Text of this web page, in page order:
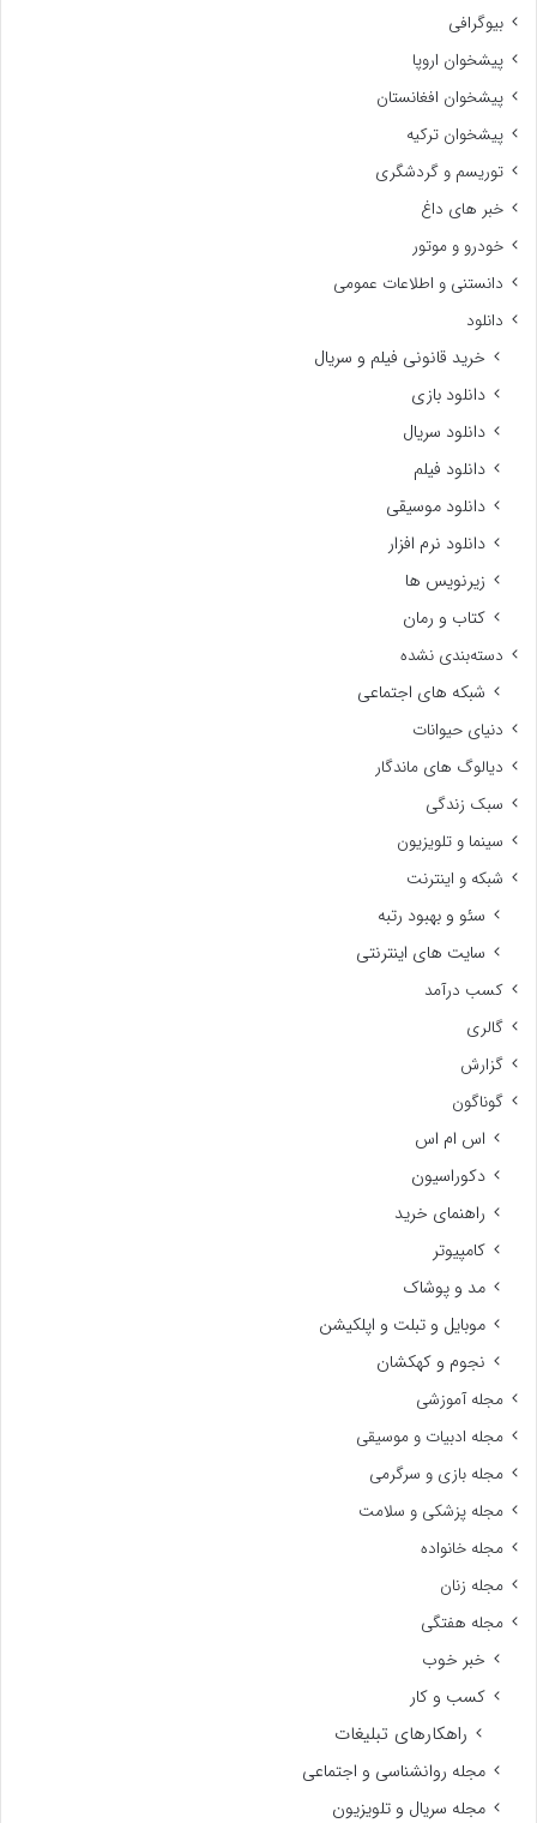
بیوگرافی
پیشخوان اروپا
پیشخوان افغانستان
پیشخوان ترکیه
توریسم و گردشگری
خبر های داغ
خودرو و موتور
دانستنی و اطلاعات عمومی
دانلود
خرید قانونی فیلم و سریال
دانلود بازی
دانلود سریال
دانلود فیلم
دانلود موسیقی
دانلود نرم افزار
زیرنویس ها
کتاب و رمان
دسته‌بندی نشده
شبکه های اجتماعی
دنیای حیوانات
دیالوگ های ماندگار
سبک زندگی
سینما و تلویزیون
شبکه و اینترنت
سئو و بهبود رتبه
سایت های اینترنتی
کسب درآمد
گالری
گزارش
گوناگون
اس ام اس
دکوراسیون
راهنمای خرید
کامپیوتر
مد و پوشاک
موبایل و تبلت و اپلکیشن
نجوم و کهکشان
مجله آموزشی
مجله ادبیات و موسیقی
مجله بازی و سرگرمی
مجله پزشکی و سلامت
مجله خانواده
مجله زنان
مجله هفتگی
خبر خوب
کسب و کار
راهکارهای تبلیغات
مجله روانشناسی و اجتماعی
مجله سریال و تلویزیون